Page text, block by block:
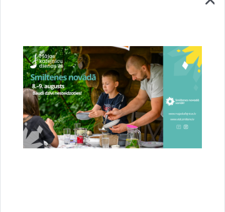
Stājies spēkā jaunais novada teritorijas
plānojums – Smiltene ieguvusi jaunas pilsētas
robežas